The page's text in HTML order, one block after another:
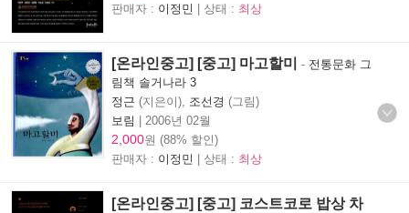
판매자 : 이정민 | 상태 : 최상
[온라인중고] [중고] 마고할미 - 전통문화 그
림책 솔거나라 3
정근 (지은이), 조선경 (그림)
보림 | 2006년 02월
2,000원 (88% 할인)
판매자 : 이정민 | 상태 : 최상
[온라인중고] [중고] 코스트코로 밥상 차